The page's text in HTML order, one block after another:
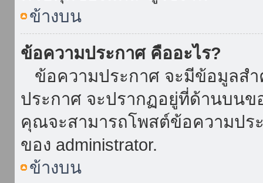
ข้างบน
ข้อความประกาศ คืออะไร?
ข้อความประกาศ จะมีข้อมูลส
ประกาศ จะปรากฏอยู่ที่ด้านบนข
คุณจะสามารถโพสต์ข้อความป
ของ administrator.
ข้างบน